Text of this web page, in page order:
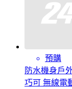
預購
防水機身戶
巧可 無線電